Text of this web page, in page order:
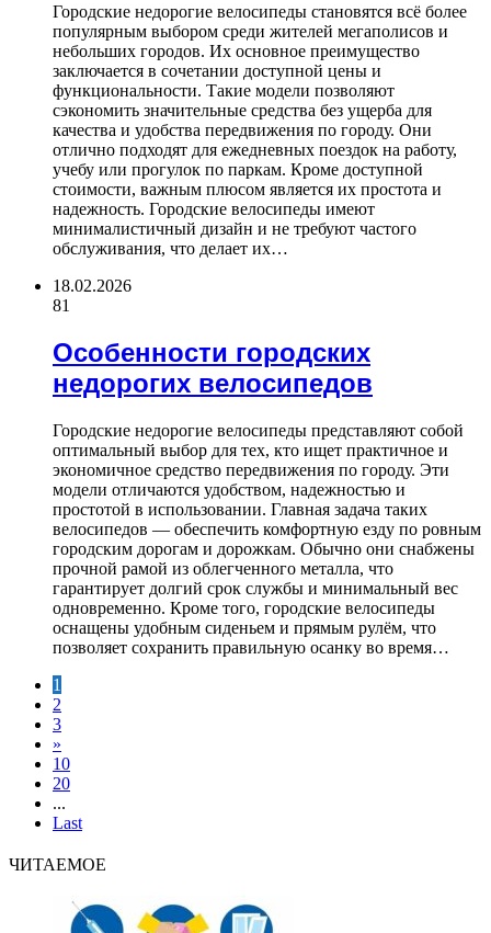
Городские недорогие велосипеды становятся всё более
популярным выбором среди жителей мегаполисов и
небольших городов. Их основное преимущество
заключается в сочетании доступной цены и
функциональности. Такие модели позволяют
сэкономить значительные средства без ущерба для
качества и удобства передвижения по городу. Они
отлично подходят для ежедневных поездок на работу,
учебу или прогулок по паркам. Кроме доступной
стоимости, важным плюсом является их простота и
надежность. Городские велосипеды имеют
минималистичный дизайн и не требуют частого
обслуживания, что делает их…
18.02.2026
81
Особенности городских
недорогих велосипедов
Городские недорогие велосипеды представляют собой
оптимальный выбор для тех, кто ищет практичное и
экономичное средство передвижения по городу. Эти
модели отличаются удобством, надежностью и
простотой в использовании. Главная задача таких
велосипедов — обеспечить комфортную езду по ровным
городским дорогам и дорожкам. Обычно они снабжены
прочной рамой из облегченного металла, что
гарантирует долгий срок службы и минимальный вес
одновременно. Кроме того, городские велосипеды
оснащены удобным сиденьем и прямым рулём, что
позволяет сохранить правильную осанку во время…
1
2
3
»
10
20
...
Last
ЧИТАЕМОЕ